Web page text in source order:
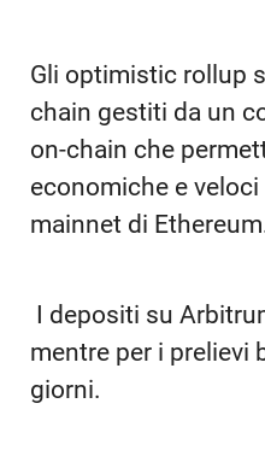
Gli optimistic rollup
chain gestiti da un
on-chain che
economiche e
mainnet di
I depositi su
mentre per i prelievi
giorni.